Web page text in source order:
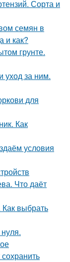
Сорта и
семян в
и как?
грунте.
уход за ним.
для
Как
условия
Что даёт
Как выбрать